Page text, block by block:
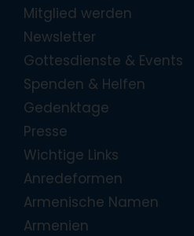
Mitglied werden
Newsletter
Gottesdienste & Events
Spenden & Helfen
Gedenktage
Presse
Wichtige Links
Anredeformen
Armenische Namen
Armenien